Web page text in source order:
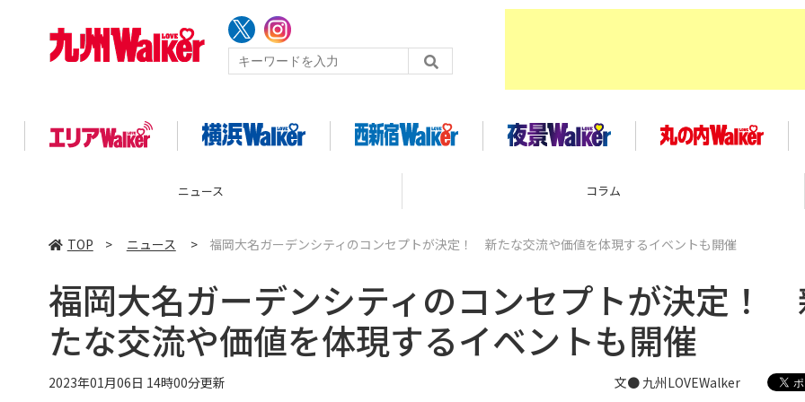
ニュース コラム
TOP > ニュース > 福岡大名ガーデンシティのコンセプトが決定！ 新たな交流や価値を体現するイベントも開催
福岡大名ガーデンシティのコンセプトが決定！
たな交流や価値を体現するイベントも開催
2023年01月06日 14時00分更新 文● 九州LOVEWalker